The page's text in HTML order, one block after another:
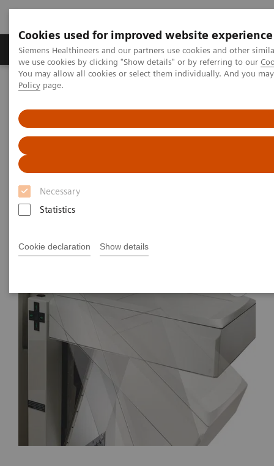
Cookies used for improved website experience
Siemens Healthineers and our partners use cookies and other
we use cookies by clicking "Show details" or by referring to our
You may allow all cookies or select them individually. And you
Policy page.
Necessary
Statistics
Cookie declaration Show details
Productos y servicios Especialidades Clínicas
Siemens Healthineers Latinoamérica
Options and Upgrades
OPTIVUE™ 1000ST
OPTIVUE™ 1000ST
Fast, accurate and automated position
verification